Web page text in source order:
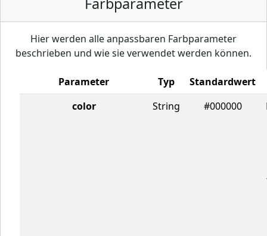
Hier werden alle anpassbaren Farbparameter
beschrieben und wie sie verwendet werden können.
Parameter Typ
Standardwert
color
String #000000